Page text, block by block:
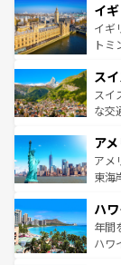
いる
香り
らに
れる
を参
顔を
ルリ
して
は、
ドイ
イ
イギ
トミ
リア
ティ
戦な
ンツ
ス
スイ
な交
の建
博物
こと
ば市
着の
ア
アメ
東海
のよ
ンメ
西部
ハ
年間
ハワ